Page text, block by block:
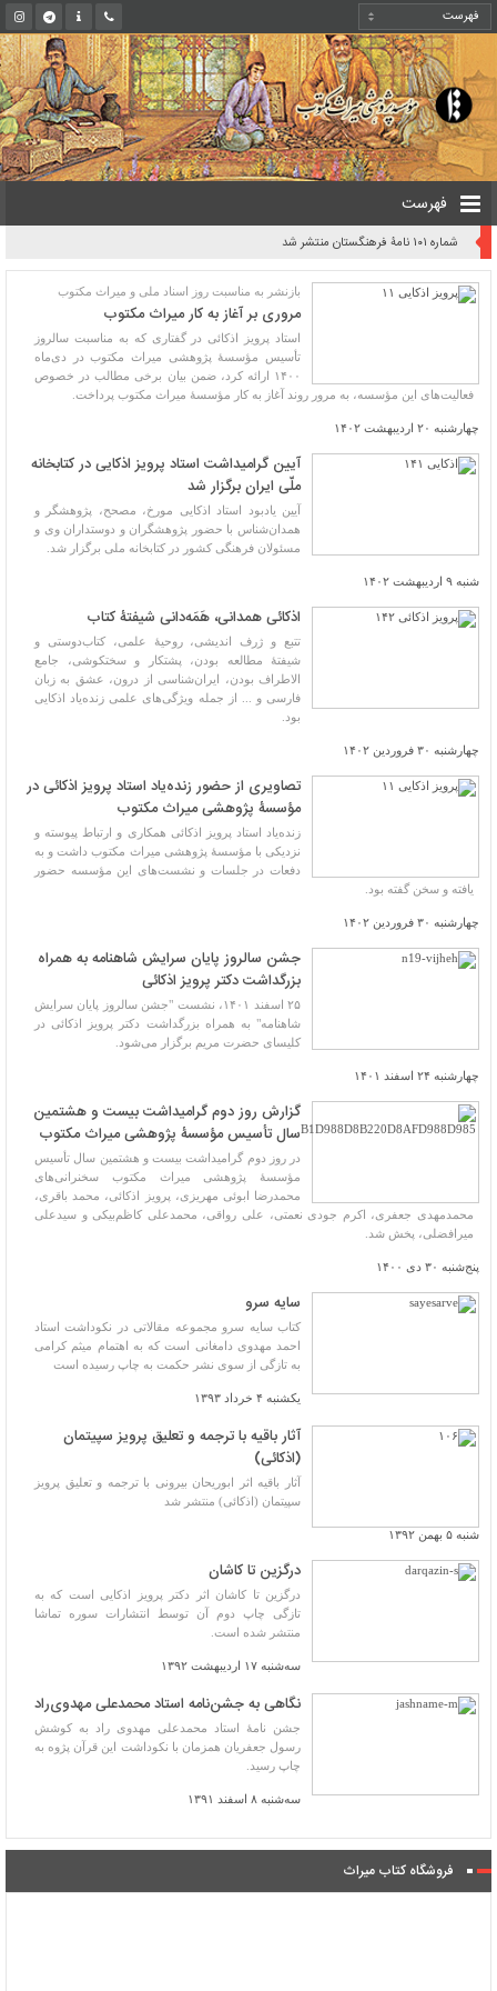
فهرست
شماره ۱۰۱ نامۀ فرهنگستان منتشر شد
بازنشر به مناسبت روز اسناد ملی و میراث مکتوب
مروری بر آغاز به کار میراث مکتوب
استاد پرویز اذکائی در گفتاری که به مناسبت سالروز
تأسیس مؤسسۀ پژوهشی میراث مکتوب در دی‌ماه
۱۴۰۰ ارائه کرد، ضمن بیان برخی مطالب در خصوص
فعالیت‌های این مؤسسه، به مرور روند آغاز به کار مؤسسۀ میراث مکتوب پرداخت.
چهارشنبه ۲۰ اردیبهشت ۱۴۰۲
آیین گرامیداشت استاد پرویز اذکایی در کتابخانه
ملّی ایران برگزار شد
آیین یادبود استاد اذکایی مورخ، مصحح، پژوهشگر و
همدان‌شناس با حضور پژوهشگران و دوستداران وی و
مسئولان فرهنگی کشور در کتابخانه ملی برگزار شد.
شنبه ۹ اردیبهشت ۱۴۰۲
اذکائی همدانی، هَمَه‌دانی شیفتۀ کتاب
تتبع و ژرف اندیشی، روحیۀ علمی، کتاب‌دوستی و
شیفتۀ مطالعه بودن، پشتکار و سختکوشی، جامع
الاطراف بودن، ایران‌شناسی از درون، عشق به زبان
فارسی و ... از جمله ویژگی‌های علمی زنده‌یاد اذکایی
بود.
چهارشنبه ۳۰ فروردین ۱۴۰۲
تصاویری از حضور زنده‌یاد استاد پرویز اذکائی در
مؤسسۀ پژوهشی میراث مکتوب
زنده‌یاد استاد پرویز اذکائی همکاری و ارتباط پیوسته و
نزدیکی با مؤسسۀ پژوهشی میراث مکتوب داشت و به
دفعات در جلسات و نشست‌های این مؤسسه حضور
یافته و سخن گفته بود.
چهارشنبه ۳۰ فروردین ۱۴۰۲
جشن سالروز پایان سرایش شاهنامه به همراه
بزرگداشت دکتر پرویز اذکائی
۲۵ اسفند ۱۴۰۱، نشست "جشن سالروز پایان سرایش
شاهنامه" به همراه بزرگداشت دکتر پرویز اذکائی در
کلیسای حضرت مریم برگزار می‌شود.
چهارشنبه ۲۴ اسفند ۱۴۰۱
گزارش روز دوم گرامیداشت بیست و هشتمین
سال تأسیس مؤسسۀ پژوهشی میراث مکتوب
در روز دوم گرامیداشت بیست و هشتمین سال تأسیس
مؤسسۀ پژوهشی میراث مکتوب سخنرانی‌های
محمدرضا ابوئی مهریزی، پرویز اذکائی، محمد باقری،
محمدمهدی جعفری، اکرم جودی نعمتی، علی رواقی، محمدعلی کاظم‌بیکی و سیدعلی
میرافضلی، پخش شد.
پنج‌شنبه ۳۰ دی ۱۴۰۰
سایه سرو
کتاب سایه سرو مجموعه مقالاتی در نکوداشت استاد
احمد مهدوی دامغانی است که به اهتمام میثم کرامی
به تازگی از سوی نشر حکمت به چاپ رسیده است
یکشنبه ۴ خرداد ۱۳۹۳
آثار باقیه با ترجمه و تعلیق پرویز سپیتمان
(اذکائی)
آثار باقیه اثر ابوریحان بیرونی با ترجمه و تعلیق پرویز
سپیتمان (اذکائی) منتشر شد
شنبه ۵ بهمن ۱۳۹۲
درگزین تا کاشان
درگزین تا کاشان اثر دکتر پرویز اذکایی است که به
تازگی چاپ دوم آن توسط انتشارات سوره تماشا
منتشر شده است.
سه‌شنبه ۱۷ اردیبهشت ۱۳۹۲
نگاهی به جشن‌نامه استاد محمدعلی مهدوی‌راد
جشن نامۀ استاد محمدعلی مهدوی راد به کوشش
رسول جعفریان همزمان با نکوداشت این قرآن پژوه به
چاپ رسید.
سه‌شنبه ۸ اسفند ۱۳۹۱
فروشگاه کتاب میراث